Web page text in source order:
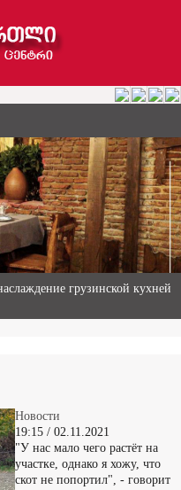
муниципалитета
19:15 / 02.11.2021
"У нас мало чего растёт на
участке, однако я хожу, что
скот не попортил", - говорит
Сирана.